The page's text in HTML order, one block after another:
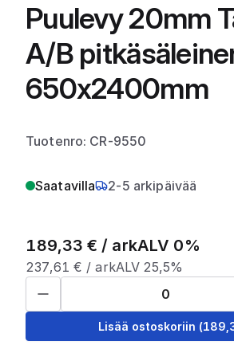
Puulevy 20mm
A/B
650x2400mm
Tuotenro: CR-9550
Saatavilla 2-5 arkipäivää
189,33 € / arkALV 0%
237,61 € /arkALV 25,5%
Lisää ostoskoriin (